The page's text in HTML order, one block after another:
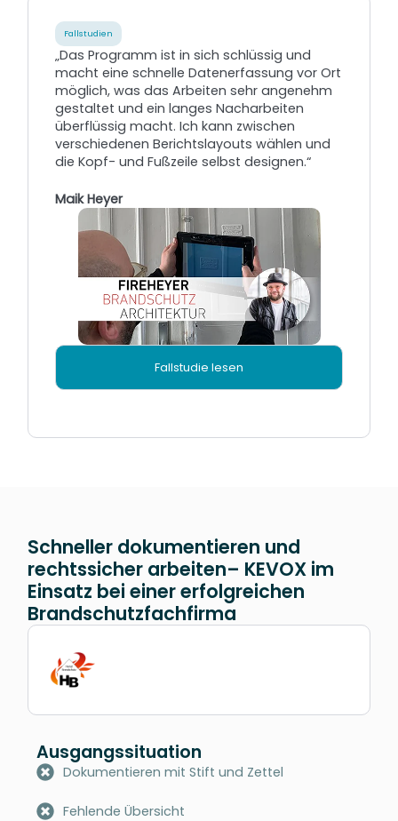
Fallstudien
„Das Programm ist in sich schlüssig und
macht eine schnelle Datenerfassung vor Ort
möglich, was das Arbeiten sehr angenehm
gestaltet und ein langes Nacharbeiten
überflüssig macht. Ich kann zwischen
verschiedenen Berichtslayouts wählen und
die Kopf- und Fußzeile selbst designen.“
Maik Heyer
Fallstudie lesen
Schneller dokumentieren und
rechtssicher arbeiten– KEVOX im
Einsatz bei einer erfolgreichen
Brandschutzfachfirma
Ausgangssituation
Dokumentieren mit Stift und Zettel
Fehlende Übersicht